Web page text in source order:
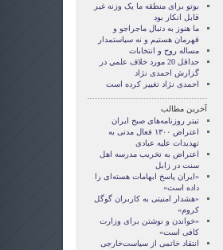
بوتو برای منطقه ما یک وزنه غیر
قابل انکار بود
ما هنوز به دنبال ماجراجو و
قهرمان هستيم و نه سياستمدار
مساله روح و انتخابات
حداقل 20 مورد خلاف علمي در
گزارش احمدی نژاد
احمدی نژاد تغییر کرده است
آخرین مطالب
تیتر روزنامه‌های صبح ایران
اعتراض ۱۳۰۰ فعال مدنی به
تهدیدات علیه عبادی
اعتراض به تخریب مدرسه اهل
سنت در زابل
«ایران پاسخ ابهامات هسته‌ای را
داده است»
«هشدار امنیتی به کاربران گوگل
کروم»
«خواندن و نوشتن برای وزارت
کافی است»
انتقاد خاتمی از سیاست‌خارجی